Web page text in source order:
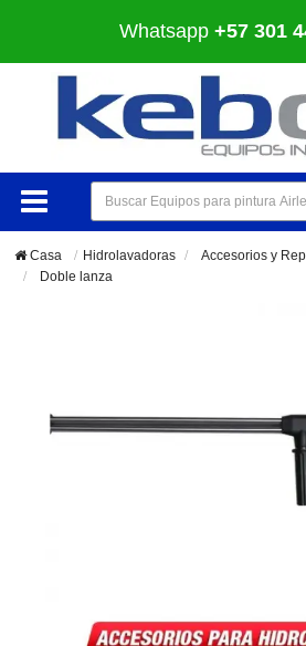
Whatsapp +57 301
Casa Hidrolavadoras >
Accesorios y
>
Doble lanza